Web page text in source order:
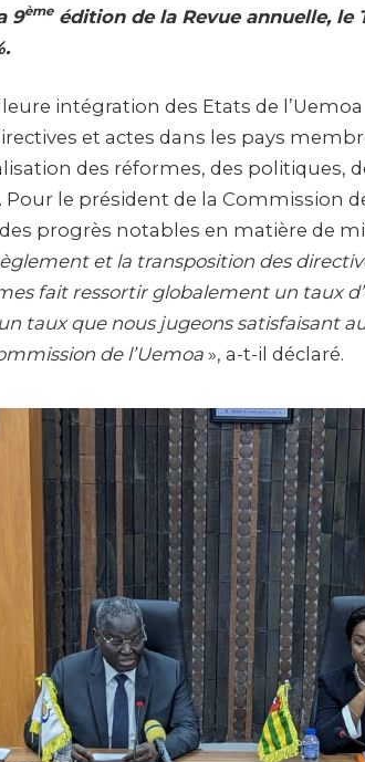
9èmeédition de la Revue annuelle, le
intégration des Etats de
et actes dans les pays
des réformes, des politiques,
Pour le président de la Commission
progrès notables en matière de
et la transposition des
fait ressortir globalement un taux
taux que nous jugeons satisfaisant
de l’Uemoa », a-t-il déclaré.